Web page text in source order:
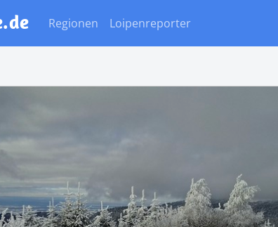
Regionen Loipenreporter